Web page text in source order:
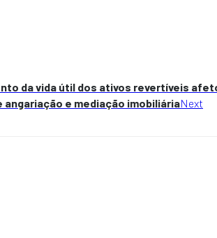
da vida útil dos ativos revertíveis
e mediação imobiliáriaNext